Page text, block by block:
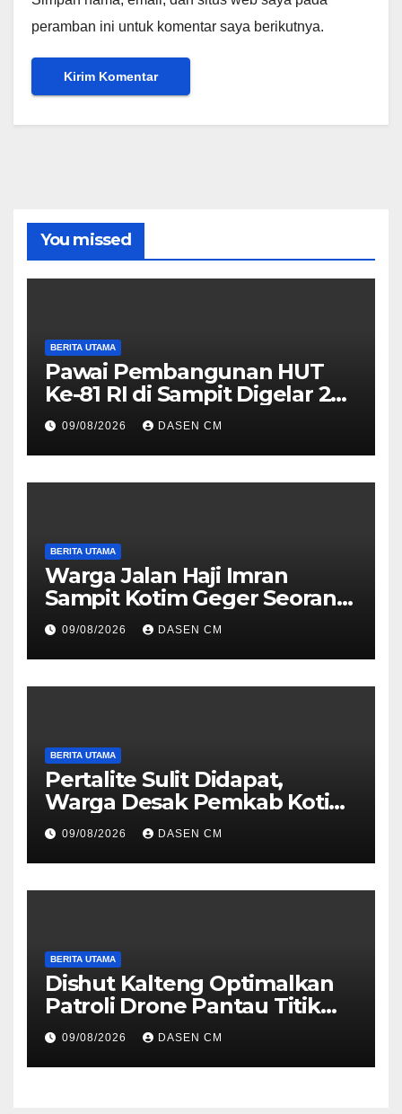
peramban ini untuk komentar saya berikutnya.
You missed
BERITA UTAMA
Pawai Pembangunan HUT
Ke-81 RI di Sampit Digelar 22
Agustus 2026, Ini Rute dan
Cara Daftarnya
09/08/2026 DASEN CM
BERITA UTAMA
Warga Jalan Haji Imran
Sampit Kotim Geger Seorang
Perempuan Sempat Naik
Menara Pemancar TVRI
09/08/2026 DASEN CM
BERITA UTAMA
Pertalite Sulit Didapat,
Warga Desak Pemkab Kotim
Segera Cari Solusi, Jangan
Hanya Jadi Penonton
09/08/2026 DASEN CM
BERITA UTAMA
Dishut Kalteng Optimalkan
Patroli Drone Pantau Titik
Api, Gerak Cepat tlTangani
Karhutla
09/08/2026 DASEN CM